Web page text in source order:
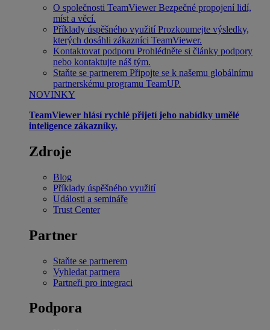
O společnosti TeamViewer Bezpečné propojení lidí,
míst a věcí.
Příklady úspěšného využití Prozkoumejte výsledky,
kterých dosáhli zákazníci TeamViewer.
Kontaktovat podporu Prohlédněte si články podpory
nebo kontaktujte náš tým.
Staňte se partnerem Připojte se k našemu globálnímu
partnerskému programu TeamUP.
NOVINKY
TeamViewer hlásí rychlé přijetí jeho nabídky umělé
inteligence zákazníky.
Zdroje
Blog
Příklady úspěšného využití
Události a semináře
Trust Center
Partner
Staňte se partnerem
Vyhledat partnera
Partneři pro integraci
Podpora